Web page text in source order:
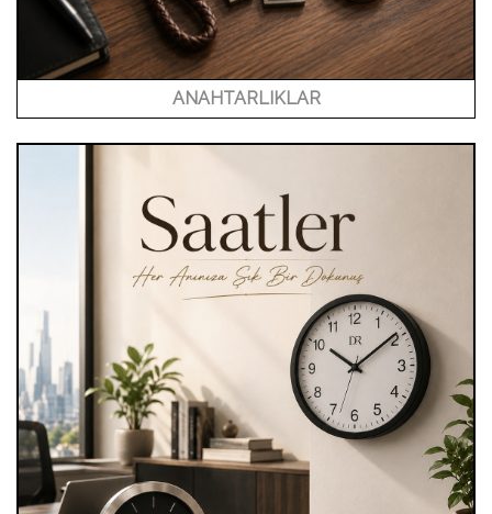
ANAHTARLIKLAR